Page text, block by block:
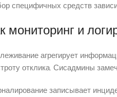
специфичных средств
мониторинг и
агрегирует
отклика. Сисадмины
записывает